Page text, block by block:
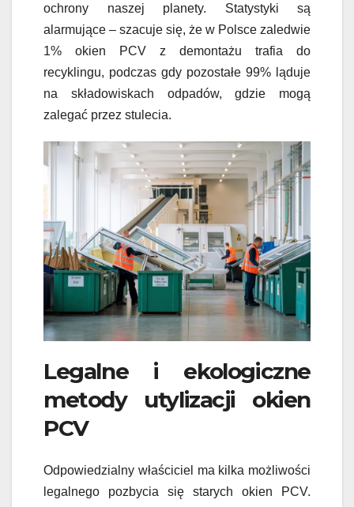
ochrony naszej planety. Statystyki są
alarmujące – szacuje się, że w Polsce zaledwie
1% okien PCV z demontażu trafia do
recyklingu, podczas gdy pozostałe 99% ląduje
na składowiskach odpadów, gdzie mogą
zalegać przez stulecia.
Legalne i ekologiczne
metody utylizacji okien
PCV
Odpowiedzialny właściciel ma kilka możliwości
legalnego pozbycia się starych okien PCV.